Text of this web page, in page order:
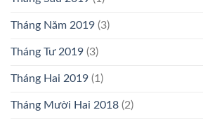
Tháng Năm 2019 (3)
Tháng Tư 2019 (3)
Tháng Hai 2019 (1)
Tháng Mười Hai 2018 (2)